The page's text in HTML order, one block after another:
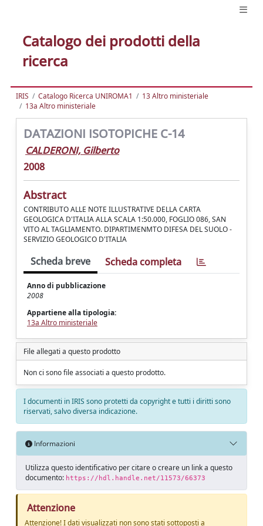
Catalogo dei prodotti della
ricerca
IRIS Catalogo Ricerca UNIROMA1
13 Altro ministeriale
13a Altro ministeriale
DATAZIONI ISOTOPICHE C-14
CALDERONI, Gilberto
2008
Abstract
CONTRIBUTO ALLE NOTE ILLUSTRATIVE DELLA CARTA
GEOLOGICA D'ITALIA ALLA SCALA 1:50.000, FOGLIO 086, SAN
VITO AL TAGLIAMENTO. DIPARTIMENMTO DIFESA DEL SUOLO -
SERVIZIO GEOLOGICO D'ITALIA
Scheda breve Scheda completa
Anno di pubblicazione
2008
Appartiene alla tipologia:
13a Altro ministeriale
File allegati a questo prodotto
Non ci sono file associati a questo prodotto.
I documenti in IRIS sono protetti da copyright e tutti i diritti sono
riservati, salvo diversa indicazione.
Informazioni
Utilizza questo identificativo per citare o creare un link a questo
documento: https://hdl.handle.net/11573/66373
Attenzione
Attenzione! I dati visualizzati non sono stati sottoposti a